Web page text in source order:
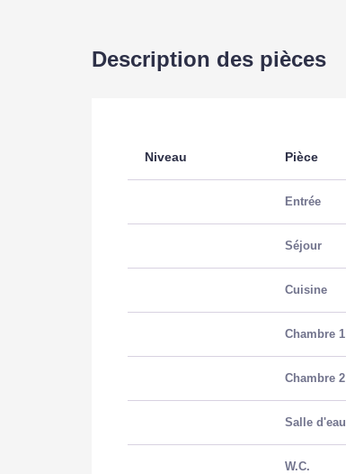
Description des pièces
Niveau Pièce
Entrée
Séjour
Cuisine
Chambre 1
Chambre 2
Salle d'eau
W.C.